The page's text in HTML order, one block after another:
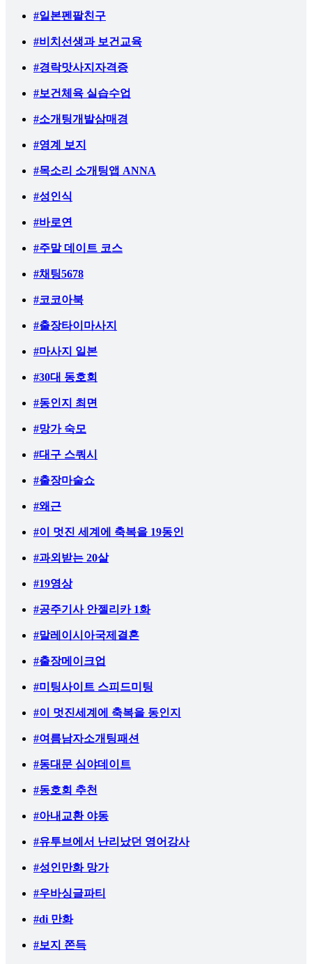
#일본펜팔친구
#비치선생과 보건교육
#경락맛사지자격증
#보건체육 실습수업
#소개팅개발삼매경
#영계 보지
#목소리 소개팅앱 ANNA
#성인식
#바로연
#주말 데이트 코스
#채팅5678
#코코아북
#출장타이마사지
#마사지 일본
#30대 동호회
#동인지 최면
#망가 숙모
#대구 스쿼시
#출장마술쇼
#왜근
#이 멋진 세계에 축복을 19동인
#과외받는 20살
#19영상
#공주기사 안젤리카 1화
#말레이시아국제결혼
#출장메이크업
#미팅사이트 스피드미팅
#이 멋진세계에 축복을 동인지
#여름남자소개팅패션
#동대문 심야데이트
#동호회 추천
#아내교환 야동
#유투브에서 난리났던 영어강사
#성인만화 망가
#우바싱글파티
#di 만화
#보지 쫀득